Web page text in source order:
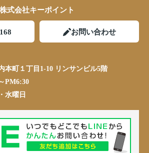
株式会社キーポイント
お問い合わせ
本町１丁目1-10 リンサンビル5階
PM6:30
水曜日